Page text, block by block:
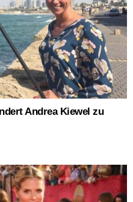
Andrea Kiewel zu